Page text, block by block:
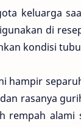
keluarga
di
kondisi
hampir
rasanya
rempah alami